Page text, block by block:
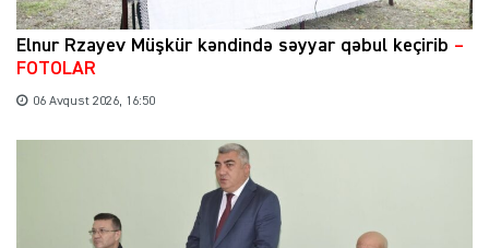
Elnur Rzayev Müşkür kəndində səyyar qəbul keçirib –
FOTOLAR
06 Avqust 2026, 16:50